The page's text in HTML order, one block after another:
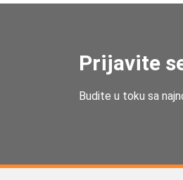
Prijavite
Budite u toku sa